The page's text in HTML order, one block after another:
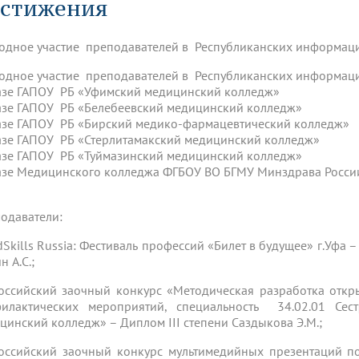
программа развития
граждан Фотогалерея
картой Реорганизация вуза
медицинский кластер
«Нижневолжский»
для студентов Я-профессионал
Социальная работа в системе
обучение
Инновационные
проекты
исследования и
ЛЭК
Аспирантура
мегагранта Полезные интернет-ссылки
университетов
Управление инновационной
деятельности
БГМУ Евразийский НОЦ
обучающихся БГМУ
БГМУ - ВУЗ здорового образа
90 лет Университету 85 лет
отделение «Движение
БГМУ
Альманах "Исторический
участие преподавателей в Республиканских
участие преподавателей в Республиканских
ГАПОУ РБ «Уфимский медицинский колледж»
ГАПОУ РБ «Белебеевский медицинский колледж»
ГАПОУ РБ «Бирский медико-фармацевтический колледж»
ГАПОУ РБ «Стерлитамакский медицинский колледж»
ГАПОУ РБ «Туймазинский медицинский колледж»
Медицинского колледжа ФГБОУ ВО БГМУ Минздрава
Russia: Фестиваль профессий «Билет в будущее» г.Уфа
А.С.;
заочный конкурс «Методическая разработка
мероприятий, специальность 34.02.01
колледж» – Диплом III степени Саздыкова Э.М.;
заочный конкурс мультимедийных презентаций